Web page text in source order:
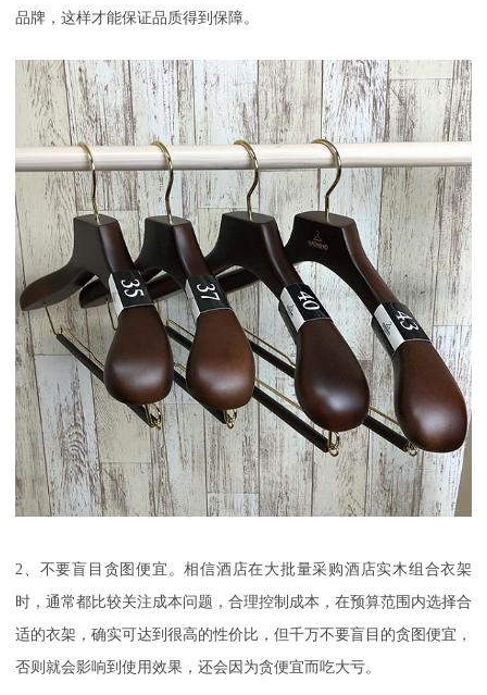
品牌，这样才能保证品质得到保障。
2、不要盲目贪图便宜。相信酒店在大批量采购酒店实木组合衣架
时，通常都比较关注成本问题，合理控制成本，在预算范围内选择合
适的衣架，确实可达到很高的性价比，但千万不要盲目的贪图便宜，
否则就会影响到使用效果，还会因为贪便宜而吃大亏。